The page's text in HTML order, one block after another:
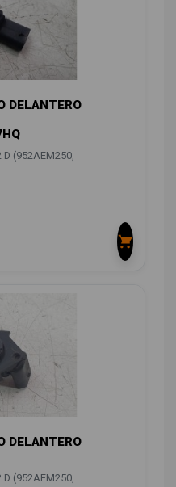
DELANTERO
D (952AEM250,
DELANTERO
D (952AEM250,